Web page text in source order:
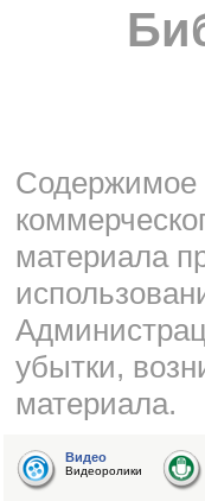
Cодержимое
материала
убытки,
материала.
Видео
Видеоролики